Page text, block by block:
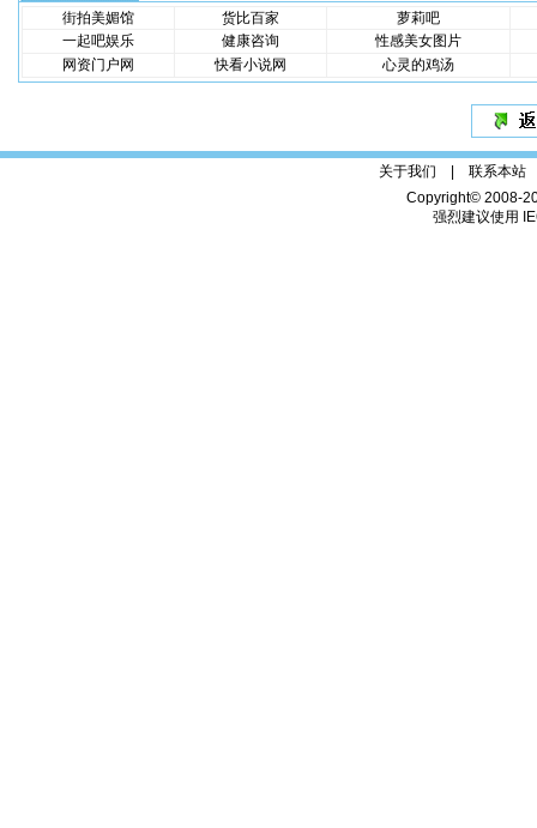
街拍美媚馆
货比百家
萝莉吧
一起吧娱乐
健康咨询
性感美女图片
网资门户网
快看小说网 心灵的鸡汤
关于我们 | 联系本站
Copyright© 2008-
强烈建议使用